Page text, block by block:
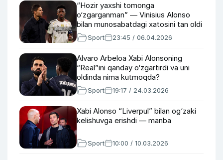
“Hozir yaxshi tomonga
o‘zgarganman” — Vinisius Alonso
bilan munosabatdagi xatosini tan oldi
Sport 23:45 / 06.04.2026
Alvaro Arbeloa Xabi Alonsoning
“Real”ini qanday o‘zgartirdi va uni
oldinda nima kutmoqda?
Sport 19:17 / 24.03.2026
Xabi Alonso “Liverpul” bilan og‘zaki
kelishuvga erishdi — manba
Sport 10:00 / 10.03.2026